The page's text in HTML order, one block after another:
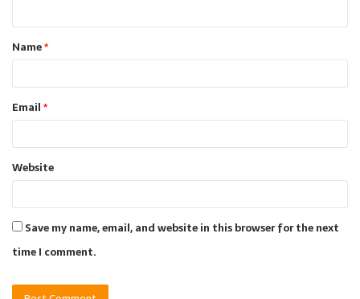
t
*Name*
Email*
Website
Save my name, email, and website in this browser for the next
time I comment.